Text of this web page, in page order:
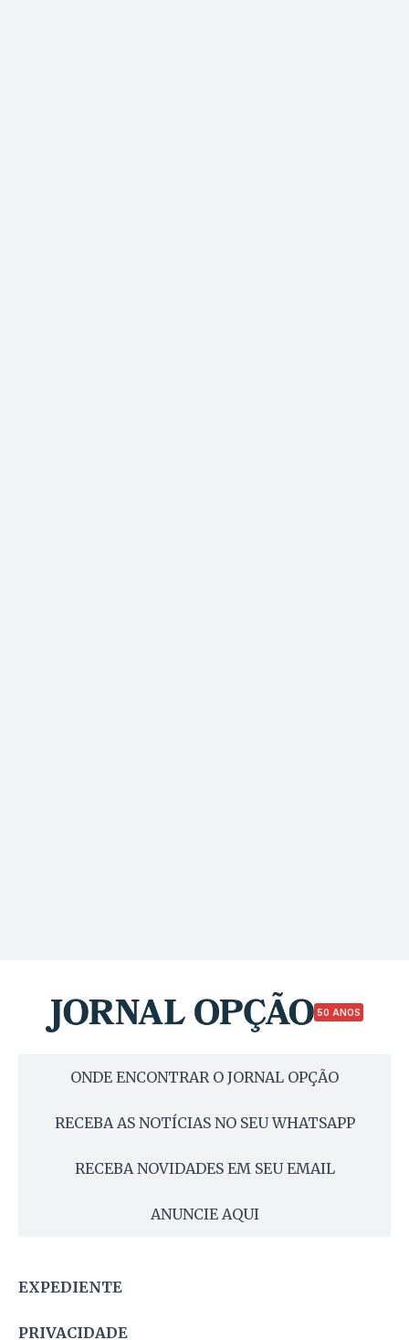
50 ANOS
ONDE ENCONTRAR O JORNAL OPÇÃO
RECEBA AS NOTÍCIAS NO SEU WHATSAPP
RECEBA NOVIDADES EM SEU EMAIL
ANUNCIE AQUI
EXPEDIENTE
PRIVACIDADE